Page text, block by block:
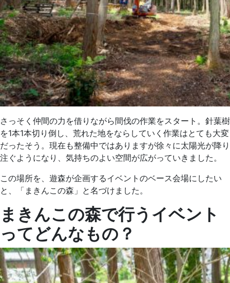
さっそく仲間の力を借りながら間伐の作業をスタート。針葉樹
を1本1本切り倒し、荒れた地をならしていく作業はとても大変
だったそう。現在も整備中ではありますが徐々に太陽光が降り
注ぐようになり、気持ちのよい空間が広がっていきました。
この場所を、遊森が企画するイベントのベース会場にしたい
と、「まきんこの森」と名づけました。
まきんこの森で行うイベント
ってどんなもの？